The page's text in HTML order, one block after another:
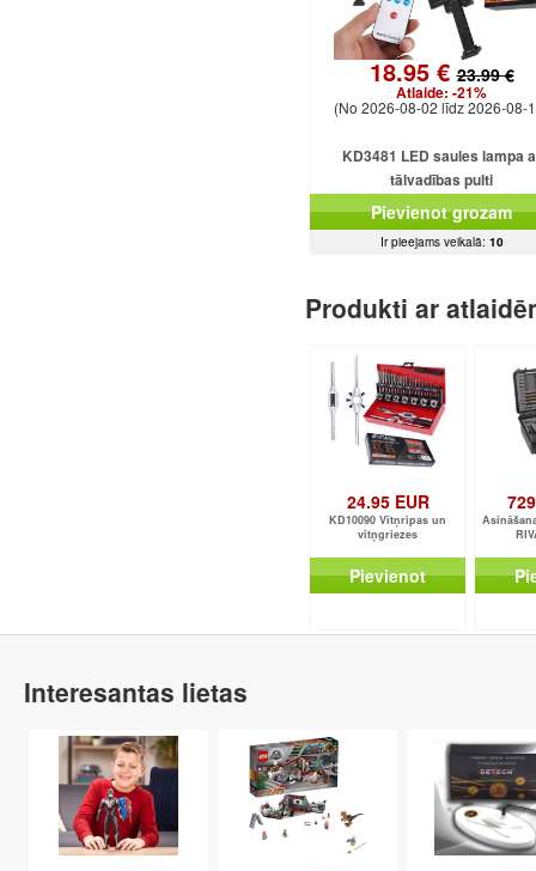
18.95 €23.99 €
Atlaide: -21%
(No 2026-08-02 līdz 2026-08-
KD3481 LED saules lampa
tālvadības pulti
Pievienot grozam
Ir pieejams veikalā: 10
Produkti ar
24.95 EUR
KD10090 Vītņripas un
vītņgriezes
Pievienot
Interesantas lietas